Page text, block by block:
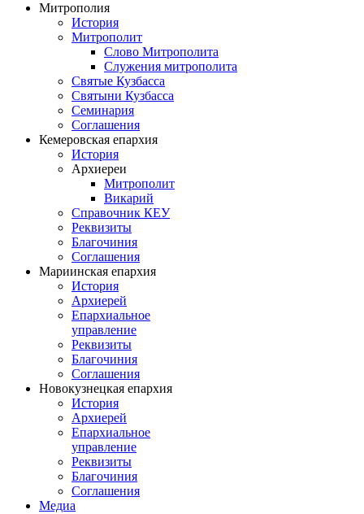
Митрополия
История
Митрополит
Слово Митрополита
Служения митрополита
Святые Кузбасса
Святыни Кузбасса
Семинария
Соглашения
Кемеровская епархия
История
Архиереи
Митрополит
Викарий
Справочник КЕУ
Реквизиты
Благочиния
Соглашения
Мариинская епархия
История
Архиерей
Епархиальное
управление
Реквизиты
Благочиния
Соглашения
Новокузнецкая епархия
История
Архиерей
Епархиальное
управление
Реквизиты
Благочиния
Соглашения
Медиа